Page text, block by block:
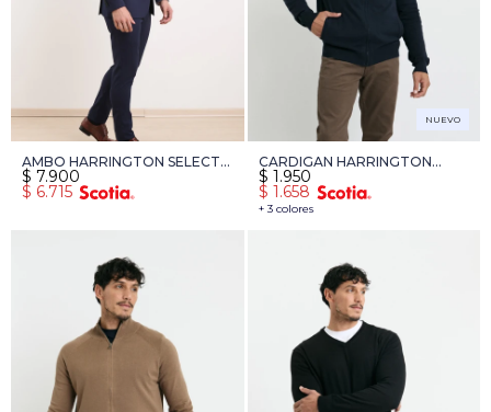
AMBO HARRINGTON SELECT -
AZUL OSCURO
$ 7.900
$ 6.715
NUEVO
CARDIGAN HARRINGTON
LABEL - AZUL OSCURO
+ 3 colores
$ 1.950
$ 1.658